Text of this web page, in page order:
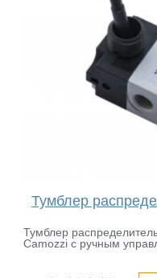
Тумблер
Тумблер
Camozzi с ручным